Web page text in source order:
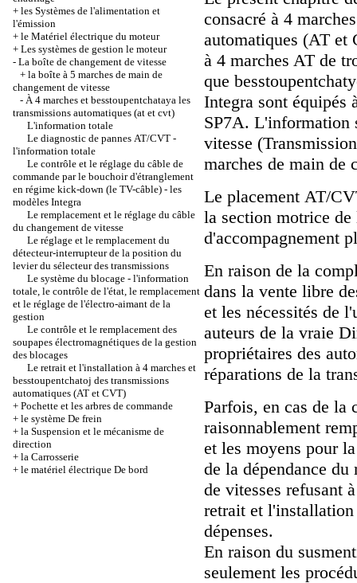
+ les Systèmes de l'alimentation et
l'émission
+ le Matériel électrique du moteur
+ Les systèmes de gestion le moteur
- La boîte de changement de vitesse
+ la boîte à 5 marches de main de
changement de vitesse
- À 4 marches et besstoupentchataya les
transmissions automatiques (at et cvt)
L'information totale
Le diagnostic de pannes АТ/CVT -
l'information totale
Le contrôle et le réglage du câble de
commande par le bouchoir d'étranglement
en régime kick-down (le TV-câble) - les
modèles Integra
Le remplacement et le réglage du câble
du changement de vitesse
Le réglage et le remplacement du
détecteur-interrupteur de la position du
levier du sélecteur des transmissions
Le système du blocage - l'information
totale, le contrôle de l'état, le remplacement
et le réglage de l'électro-aimant de la
gestion
Le contrôle et le remplacement des
soupapes électromagnétiques de la gestion
des blocages
Le retrait et l'installation à 4 marches et
besstoupentchatoj des transmissions
automatiques (AT et CVT)
+ Pochette et les arbres de commande
+ le système De frein
+ la Suspension et le mécanisme de
direction
+ la Carrosserie
+ le matériel électrique De bord
consacré à 4
automatiques (AT
à 4 marches AT de
que
Integra sont
SР7А. L'information
vitesse
marches de main de
Le placement АТ/
la section motrice
d'accompagnement
En raison de la
dans la vente libre
et les nécessités de
auteurs de la vraie
propriétaires des
réparations de la
Parfois, en cas de la
raisonnablement
et les moyens pour
de la dépendance
de vitesses refusant
retrait et
dépenses.
En raison du
seulement les